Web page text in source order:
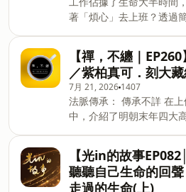
收聽國語版
https://sndn.link/DDM/
嚴法師自在語》單元台語
https://
何人，都不必害怕，不要
對方，就能面帶微笑。我
常保持沒有需要煩惱的事
沒有憂鬱、不滿意的事，
如意事十常八九」，既然
會有八、九成不如意的事
麼不如意的呢？ 聲音／高郁華 ※《聖嚴法
師自在語》講台語嘛吔通
聽台語版
https://sndn.link/DDM/
嚴法師自在語》單元國語
版 https://
著「煩心」去上班？透過
境是鏡子，心才是老師。
他人溝通，先和自己溝通
受因緣。 2.起煩惱源於「我執」與「對
立」，問問自己到底在執著
學習聖嚴師父「活在當下
懊悔過去、不擔憂未來。 主持人：蔡旻
霓(咪咪) 受訪人：果賢法師 更多法鼓山
播客節目--
https://
【禪，不纏｜
／紫柏真可．刻大
7月 21, 2026 1407
法脈傳承： 傳承不詳 在上個星期的節目
中，介紹了明朝末年四大
念佛」影響了近代中國數
而他對於戒律、華嚴思想
推動也是不遺餘力。尤其
【光in的故事
聽聽自己生命的回
走過的生命(上)